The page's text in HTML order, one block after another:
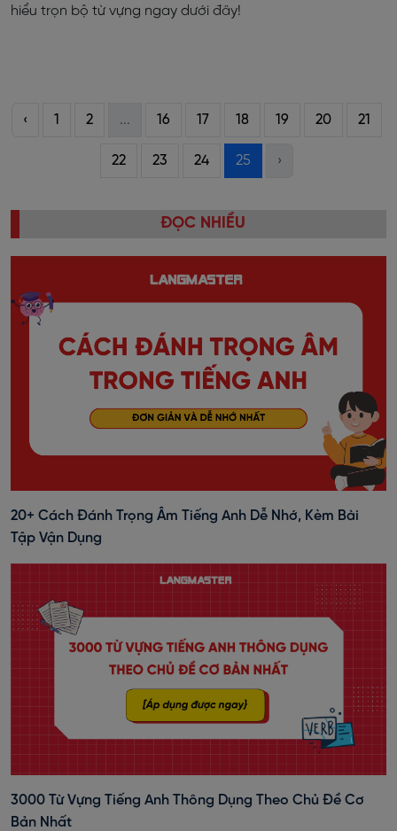
hiểu trọn bộ từ vựng ngay dưới đây!
‹ 1 2 ... 16 17 18 19 20 21
22 23 24 25 ›
ĐỌC NHIỀU
20+ Cách Đánh Trọng Âm Tiếng Anh Dễ Nhớ, Kèm Bài
Tập Vận Dụng
3000 Từ Vựng Tiếng Anh Thông Dụng Theo Chủ Đề Cơ
Bản Nhất